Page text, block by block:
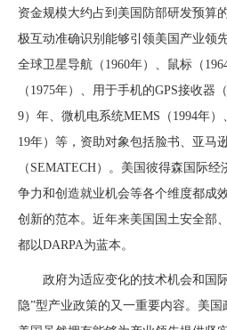
资金规模大约占到美国防部研发预算
极互动准确识别能够引领美国产业领
全球卫星导航（1960年）、鼠标（
（1975年）、用于手机的GPS接收
9）年、微机电系统MEMS（1994年
19年）等，资助对象包括脸书、亚马
（SEMATECH）。美国彼得森国际
争力和创造就业机会等各个维度都成
创新的范本。近年来美国国土安全部
都以DARPA为蓝本。
政府为适应变化的技术机会和国
隐”型产业政策的又一重要内容。美